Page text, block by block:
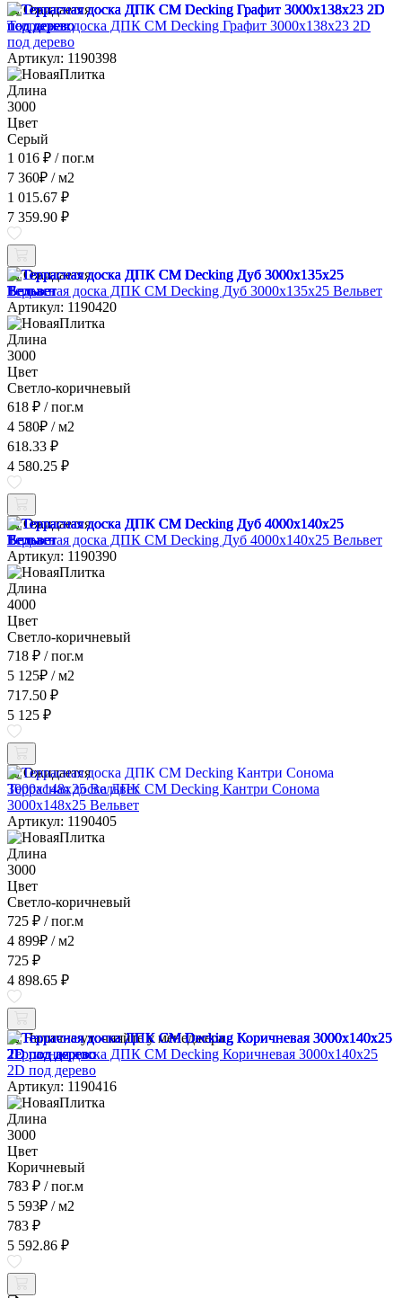
Ожидается
Террасная доска ДПК CM Decking Графит 3000x138x23 2D
под дерево
Артикул: 1190398
Длина
3000
Цвет
Серый
1 016 ₽ / пог.м
7 360₽ / м2
1 015.67 ₽
7 359.90 ₽
Ожидается
Террасная доска ДПК CM Decking Дуб 3000x135x25 Вельвет
Артикул: 1190420
Длина
3000
Цвет
Светло-коричневый
618 ₽ / пог.м
4 580₽ / м2
618.33 ₽
4 580.25 ₽
Ожидается
Террасная доска ДПК CM Decking Дуб 4000x140x25 Вельвет
Артикул: 1190390
Длина
4000
Цвет
Светло-коричневый
718 ₽ / пог.м
5 125₽ / м2
717.50 ₽
5 125 ₽
Ожидается
Террасная доска ДПК CM Decking Кантри Сонома
3000x148x25 Вельвет
Артикул: 1190405
Длина
3000
Цвет
Светло-коричневый
725 ₽ / пог.м
4 899₽ / м2
725 ₽
4 898.65 ₽
Наличие уточняйте у менеджера
Террасная доска ДПК CM Decking Коричневая 3000x140x25
2D под дерево
Артикул: 1190416
Длина
3000
Цвет
Коричневый
783 ₽ / пог.м
5 593₽ / м2
783 ₽
5 592.86 ₽